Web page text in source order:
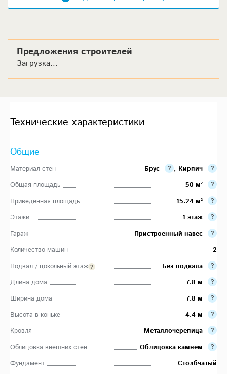
Предложения строителей
Загрузка...
Технические характеристики
Общие
Материал стен Брус , Кирпич
Общая площадь
50 м²
Приведенная площадь
15.24 м²
Этажи
1 этаж
Гараж
Пристроенный навес
Количество машин
2
Подвал / цокольный этаж
Без подвала
Длина дома
7.8 м
Ширина дома
7.8 м
Высота в коньке
4.4 м
Кровля
Металлочерепица
Облицовка внешних стен
Облицовка камнем
Фундамент
Столбчатый